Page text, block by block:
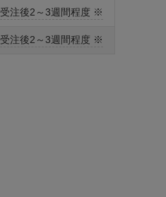
受注後2～3週間程度 ※
受注後2～3週間程度 ※